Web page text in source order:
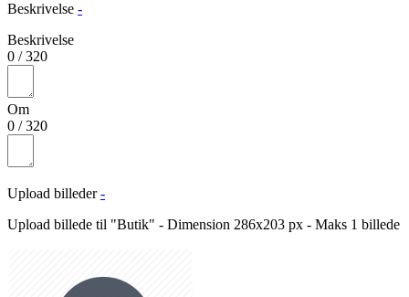
Beskrivelse -
Beskrivelse
0 /320
Om
0 /320
Upload billeder -
Upload billede til "Butik" - Dimension 286x203 px - Maks 1 billede